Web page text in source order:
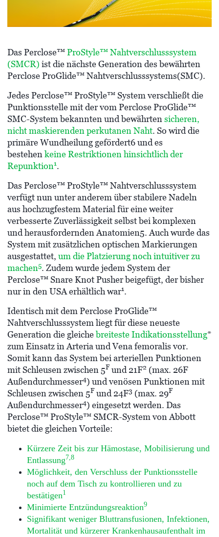
Das Perclose™ProStyle™ Nahtverschlusssystem
(SMCR) ist die nächste Generation des bewährten
Perclose ProGlide™ Nahtverschlusssystems(SMC).
Jedes Perclose™ ProStyle™ System verschließt die
Punktionsstelle mit der vom Perclose ProGlide™
SMC-System bekannten und bewährtensicheren,
nicht maskierenden perkutanen Naht. So wird die
primäre Wundheilung gefördert6 und es
bestehenkeine Restriktionen hinsichtlich der
Repunktion1.
Das Perclose™ ProStyle™ Nahtverschlusssystem
verfügt nun unter anderem über stabilere Nadeln
aus hochzugfestem Material für eine weiter
verbesserte Zuverlässigkeit selbst bei komplexen
und herausfordernden Anatomien5. Auch wurde das
System mit zusätzlichen optischen Markierungen
ausgestattet, um die Platzierung noch intuitiver zu
machen5. Zudem wurde jedem System der
Perclose™ Snare Knot Pusher beigefügt, der bisher
nur in den USA erhältlich war1.
Identisch mit dem Perclose ProGlide™
Nahtverschlusssystem liegt für diese neueste
Generation die gleichebreiteste Indikationsstellung*
zum Einsatz in Arteria und Vena femoralis vor.
Somit kann das System bei arteriellen Punktionen
mit Schleusen zwischen 5F und 21F2 (max. 26F
Außendurchmesser4) und venösen Punktionen mit
Schleusen zwischen 5F und 24F3 (max. 29F
Außendurchmesser4) eingesetzt werden. Das
Perclose™ ProStyle™ SMCR-System von Abbott
bietet die gleichen Vorteile:
Kürzere Zeit bis zur Hämostase, Mobilisierung und
Entlassung7,8
Möglichkeit, den Verschluss der Punktionsstelle
noch auf dem Tisch zu kontrollieren und zu
bestätigen1
Minimierte Entzündungsreaktion9
Signifikant weniger Bluttransfusionen, Infektionen,
Mortalität und kürzerer Krankenhausaufenthalt im